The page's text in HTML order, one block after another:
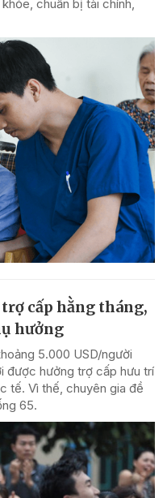
chuẩn bị tài chính,
cấp hằng tháng,
hưởng
5.000 USD/người
được hưởng trợ cấp hưu trí
tế. Vì thế, chuyên gia đề
65.